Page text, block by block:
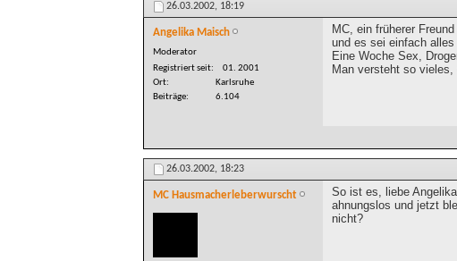
26.03.2002, 18:19
Angelika Maisch
Moderator
Registriert seit
01. 2001
Ort
Karlsruhe
Beiträge
6.104
MC, ein früherer
und es sei einfach
Eine Woche Sex,
Man versteht so vieles,
26.03.2002, 18:23
MC Hausmacherleberwurscht
So ist es, liebe
ahnungslos und jetzt
nicht?